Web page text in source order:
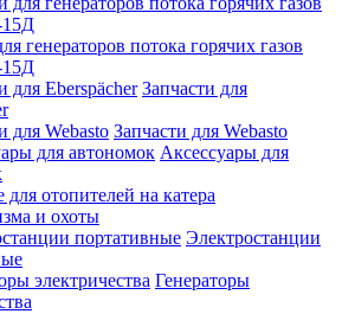
генераторов потока горячих газов
15Д
Запчасти для
Запчасти для Webasto
Аксессуары для
отопителей на катера
и охоты
Электростанции
Генераторы